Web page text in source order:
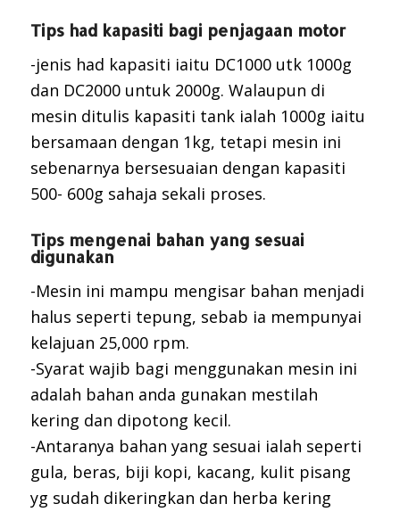
Tips had kapasiti bagi penjagaan motor
-jenis had kapasiti iaitu DC1000 utk 1000g
dan DC2000 untuk 2000g. Walaupun di
mesin ditulis kapasiti tank ialah 1000g iaitu
bersamaan dengan 1kg, tetapi mesin ini
sebenarnya bersesuaian dengan kapasiti
500- 600g sahaja sekali proses.
Tips mengenai bahan yang sesuai
digunakan
-Mesin ini mampu mengisar bahan menjadi
halus seperti tepung, sebab ia mempunyai
kelajuan 25,000 rpm.
-Syarat wajib bagi menggunakan mesin ini
adalah bahan anda gunakan mestilah
kering dan dipotong kecil.
-Antaranya bahan yang sesuai ialah seperti
gula, beras, biji kopi, kacang, kulit pisang
yg sudah dikeringkan dan herba kering